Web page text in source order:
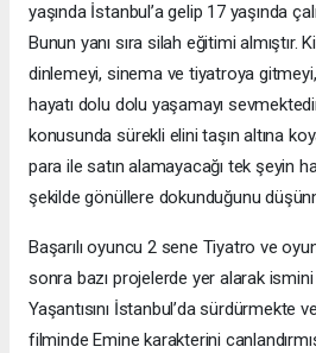
yaşında İstanbul’a gelip 17 yaşında
Bunun yanı sıra silah eğitimi almıştır.
dinlemeyi, sinema ve tiyatroya
hayatı dolu dolu yaşamayı
konusunda sürekli elini taşın altına
para ile satın alamayacağı tek şeyin
şekilde gönüllere dokunduğunu
Başarılı oyuncu 2 sene Tiyatro ve
sonra bazı projelerde yer alarak ismini
Yaşantısını İstanbul’da sürdürmekte
filminde Emine karakterini